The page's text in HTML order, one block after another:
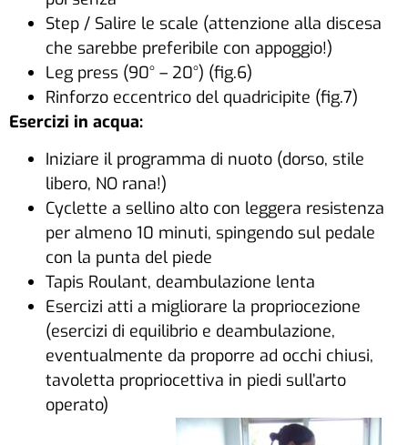
Step / Salire le scale (attenzione alla discesa
che sarebbe preferibile con appoggio!)
Leg press (90° – 20°) (fig.6)
Rinforzo eccentrico del quadricipite (fig.7)
Esercizi in acqua:
Iniziare il programma di nuoto (dorso, stile
libero, NO rana!)
Cyclette a sellino alto con leggera resistenza
per almeno 10 minuti, spingendo sul pedale
con la punta del piede
Tapis Roulant, deambulazione lenta
Esercizi atti a migliorare la propriocezione
(esercizi di equilibrio e deambulazione,
eventualmente da proporre ad occhi chiusi,
tavoletta propriocettiva in piedi sull’arto
operato)